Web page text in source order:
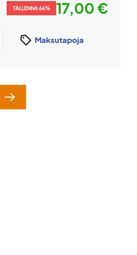
TALLENNA 66% 17,00 €
Maksutapoja